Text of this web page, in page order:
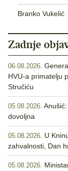
Branko Vukelić
Zadnje
06.08.2026.
HVU-a primatelju
Stručiću
05.08.2026.
dovoljna
05.08.2026. U
zahvalnosti, Dan
05.08.2026.